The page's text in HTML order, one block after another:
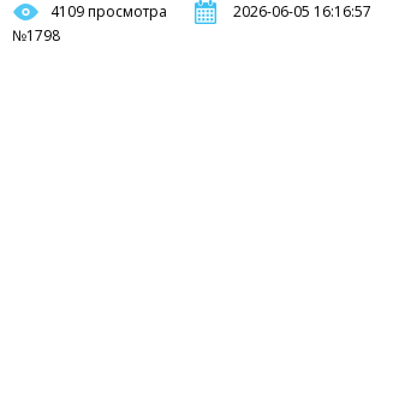
4109 просмотра
2026-06-05 16:16:57
№1798